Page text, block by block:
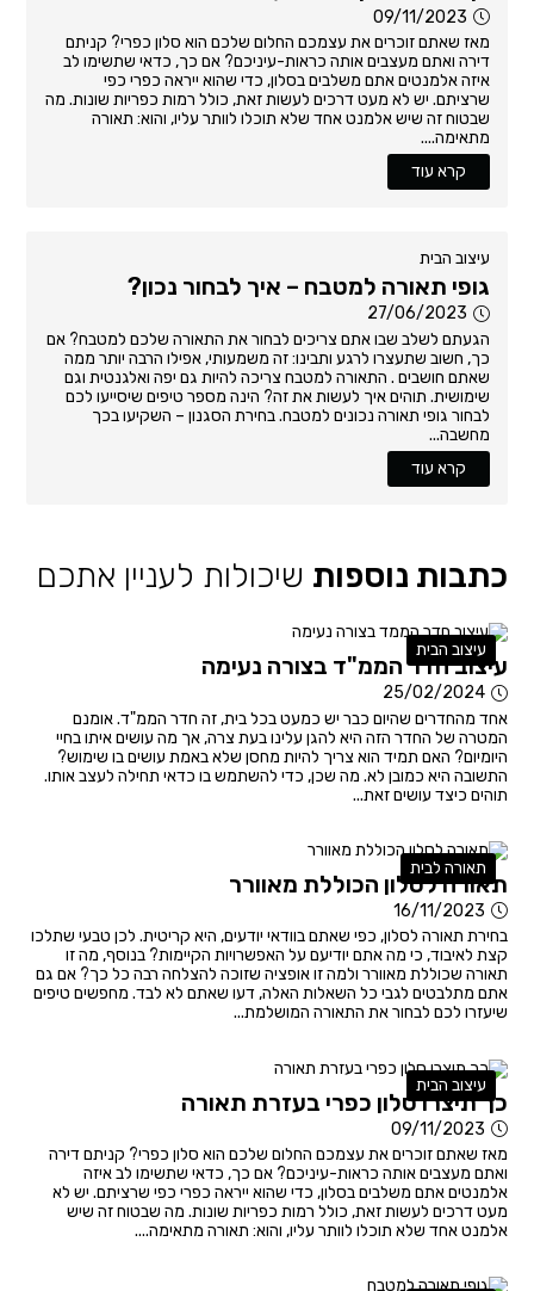
09/11/2023
מאז שאתם זוכרים את עצמכם החלום שלכם הוא סלון כפרי? קניתם
דירה ואתם מעצבים אותה כראות-עיניכם? אם כך, כדאי שתשימו לב
איזה אלמנטים אתם משלבים בסלון, כדי שהוא ייראה כפרי כפי
שרציתם. יש לא מעט דרכים לעשות זאת, כולל רמות כפריות שונות. מה
שבטוח זה שיש אלמנט אחד שלא תוכלו לוותר עליו, והוא: תאורה
מתאימה....
קרא עוד
עיצוב הבית
גופי תאורה למטבח – איך לבחור נכון?
27/06/2023
הגעתם לשלב שבו אתם צריכים לבחור את התאורה שלכם למטבח? אם
כך, חשוב שתעצרו לרגע ותבינו: זה משמעותי, אפילו הרבה יותר ממה
שאתם חושבים . התאורה למטבח צריכה להיות גם יפה ואלגנטית וגם
שימושית. תוהים איך לעשות את זה? הינה מספר טיפים שיסייעו לכם
לבחור גופי תאורה נכונים למטבח. בחירת הסגנון – השקיעו בכך
מחשבה...
קרא עוד
כתבות נוספות שיכולות לעניין אתכם
עיצוב הבית
עיצוב חדר הממ"ד בצורה נעימה
25/02/2024
אחד מהחדרים שהיום כבר יש כמעט בכל בית, זה חדר הממ"ד. אומנם
המטרה של החדר הזה היא להגן עלינו בעת צרה, אך מה עושים איתו בחיי
היומיום? האם תמיד הוא צריך להיות מחסן שלא באמת עושים בו שימוש?
התשובה היא כמובן לא. מה שכן, כדי להשתמש בו כדאי תחילה לעצב אותו.
תוהים כיצד עושים זאת...
תאורה לבית
תאורה לסלון הכוללת מאוורר
16/11/2023
בחירת תאורה לסלון, כפי שאתם בוודאי יודעים, היא קריטית. לכן טבעי שתלכו
קצת לאיבוד, כי מה אתם יודיעם על האפשרויות הקיימות? בנוסף, מה זו
תאורה שכוללת מאוורר ולמה זו אופציה שזוכה להצלחה רבה כל כך? אם גם
אתם מתלבטים לגבי כל השאלות האלה, דעו שאתם לא לבד. מחפשים טיפים
שיעזרו לכם לבחור את התאורה המושלמת...
עיצוב הבית
כך תיצרו סלון כפרי בעזרת תאורה
09/11/2023
מאז שאתם זוכרים את עצמכם החלום שלכם הוא סלון כפרי? קניתם דירה
ואתם מעצבים אותה כראות-עיניכם? אם כך, כדאי שתשימו לב איזה
אלמנטים אתם משלבים בסלון, כדי שהוא ייראה כפרי כפי שרציתם. יש לא
מעט דרכים לעשות זאת, כולל רמות כפריות שונות. מה שבטוח זה שיש
אלמנט אחד שלא תוכלו לוותר עליו, והוא: תאורה מתאימה....